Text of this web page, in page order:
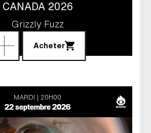
CANADA 2026
Grizzly Fuzz
Acheter
MARDI 20H00
22 septembre 2026